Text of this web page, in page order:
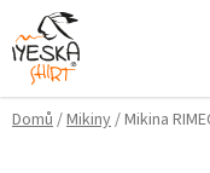
Přejít
na
obsah
Domů/Mikiny/Mikina